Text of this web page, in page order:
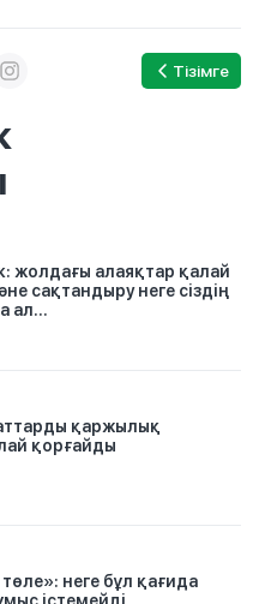
Тізімге
жолдағы алаяқтар қалай
сақтандыру неге сіздің
ал...
қаржылық
қорғайды
неге бұл қағида